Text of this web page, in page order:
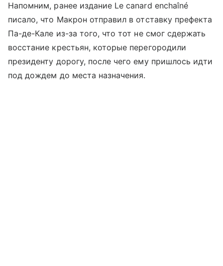
Напомним, ранее издание Le canard enchaîné
писало, что Макрон отправил в отставку префекта
Па-де-Кале из-за того, что тот не смог сдержать
восстание крестьян, которые перегородили
президенту дорогу, после чего ему пришлось идти
под дождем до места назначения.